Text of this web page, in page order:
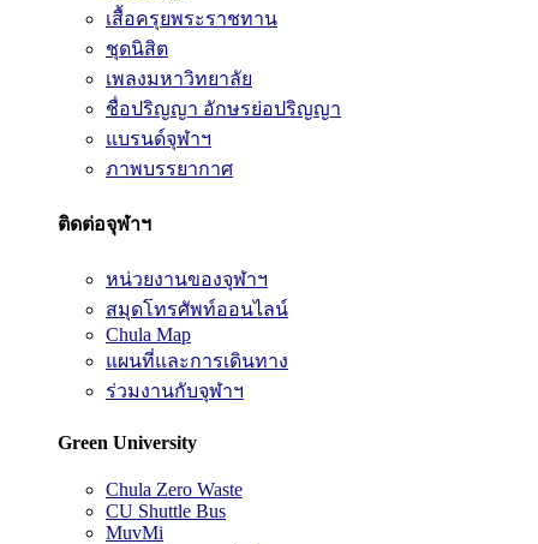
เสื้อครุยพระราชทาน
ชุดนิสิต
เพลงมหาวิทยาลัย
ชื่อปริญญา อักษรย่อปริญญา
แบรนด์จุฬาฯ
ภาพบรรยากาศ
ติดต่อจุฬาฯ
หน่วยงานของจุฬาฯ
สมุดโทรศัพท์ออนไลน์
Chula Map
แผนที่และการเดินทาง
ร่วมงานกับจุฬาฯ
Green University
Chula Zero Waste
CU Shuttle Bus
MuvMi